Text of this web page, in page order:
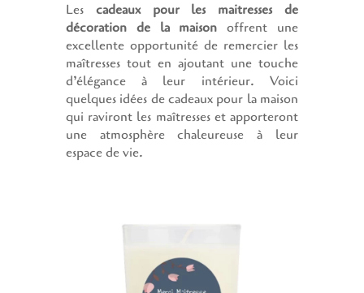
Les cadeaux pour les maitresses de
décoration de la maison offrent une
excellente opportunité de remercier les
maîtresses tout en ajoutant une touche
d’élégance à leur intérieur. Voici
quelques idées de cadeaux pour la maison
qui raviront les maîtresses et apporteront
une atmosphère chaleureuse à leur
espace de vie.